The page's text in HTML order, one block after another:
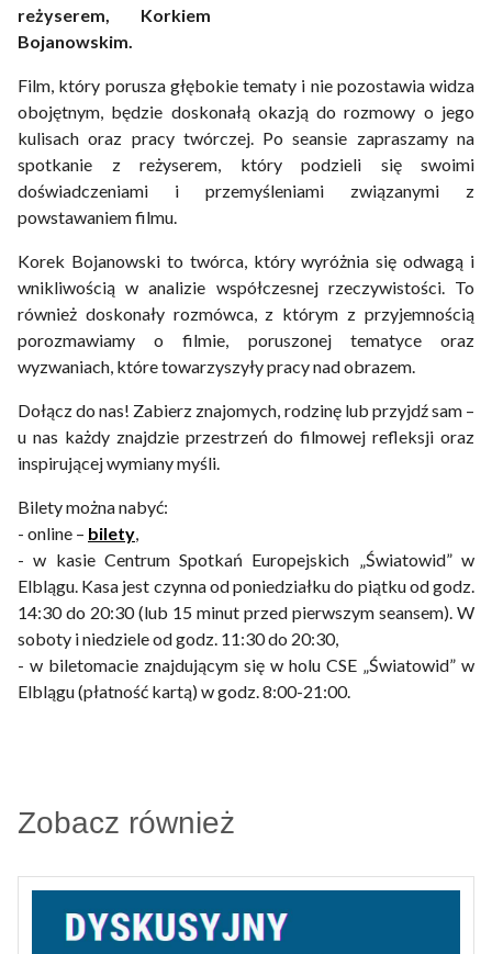
reżyserem, Korkiem
Bojanowskim.
Film, który porusza głębokie tematy i nie pozostawia widza
obojętnym, będzie doskonałą okazją do rozmowy o jego
kulisach oraz pracy twórczej. Po seansie zapraszamy na
spotkanie z reżyserem, który podzieli się swoimi
doświadczeniami i przemyśleniami związanymi z
powstawaniem filmu.
Korek Bojanowski to twórca, który wyróżnia się odwagą i
wnikliwością w analizie współczesnej rzeczywistości. To
również doskonały rozmówca, z którym z przyjemnością
porozmawiamy o filmie, poruszonej tematyce oraz
wyzwaniach, które towarzyszyły pracy nad obrazem.
Dołącz do nas! Zabierz znajomych, rodzinę lub przyjdź sam –
u nas każdy znajdzie przestrzeń do filmowej refleksji oraz
inspirującej wymiany myśli.
Bilety można nabyć:
- online – bilety,
- w kasie Centrum Spotkań Europejskich „Światowid” w
Elblągu. Kasa jest czynna od poniedziałku do piątku od godz.
14:30 do 20:30 (lub 15 minut przed pierwszym seansem). W
soboty i niedziele od godz. 11:30 do 20:30,
- w biletomacie znajdującym się w holu CSE „Światowid” w
Elblągu (płatność kartą) w godz. 8:00-21:00.
Zobacz również